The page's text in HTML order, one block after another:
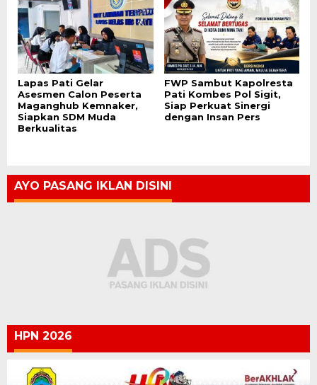
Lapas Pati Gelar
Asesmen Calon Peserta
Maganghub Kemnaker,
Siapkan SDM Muda
Berkualitas
FWP Sambut Kapolresta
Pati Kombes Pol Sigit,
Siap Perkuat Sinergi
dengan Insan Pers
AYO PASANG IKLAN DISINI
HPN 2026